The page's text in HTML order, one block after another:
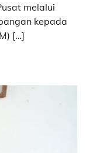
melalui
kepada
[…]